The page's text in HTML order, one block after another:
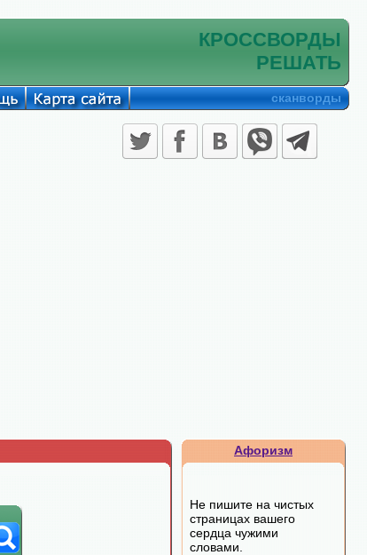
КРОССВОРДЫ
РЕШАТЬ
сканворды
Афоризм
Не пишите на чистых
страницах вашего
сердца чужими
словами.